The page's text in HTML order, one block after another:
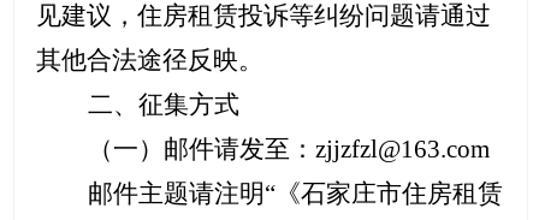
见建议，住房租赁投诉等纠纷问题请通过
其他合法途径反映。
二、征集方式
（一）邮件请发至： zjjzfzl@163.com
邮件主题请注明“《石家庄市住房租赁